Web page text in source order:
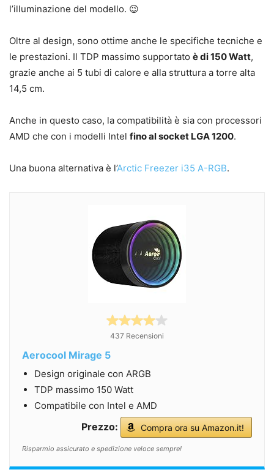
l’illuminazione del modello. 😉
Oltre al design, sono ottime anche le specifiche tecniche e
le prestazioni. Il TDP massimo supportato è di 150 Watt,
grazie anche ai 5 tubi di calore e alla struttura a torre alta
14,5 cm.
Anche in questo caso, la compatibilità è sia con processori
AMD che con i modelli Intel fino al socket LGA 1200.
Una buona alternativa è l’Arctic Freezer i35 A-RGB.
437 Recensioni
Aerocool Mirage 5
Design originale con ARGB
TDP massimo 150 Watt
Compatibile con Intel e AMD
Prezzo: Compra ora su Amazon.it!
Risparmio assicurato e spedizione veloce sempre!